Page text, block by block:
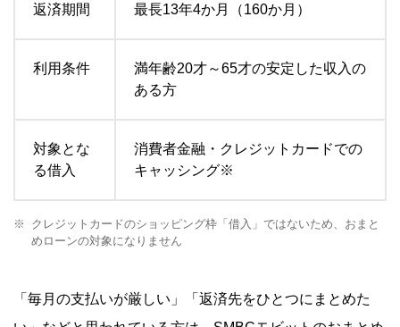
返済期間 最長13年4か月（160か月）
利用条件
満年齢20才～65才の安定した収入の
ある方
対象とな
る借入
消費者金融・クレジットカードでの
キャッシング※
クレジットカードのショッピング枠「借入」ではないため、おまと
めローンの対象になりません
「毎月の支払いが厳しい」「返済先をひとつにまとめた